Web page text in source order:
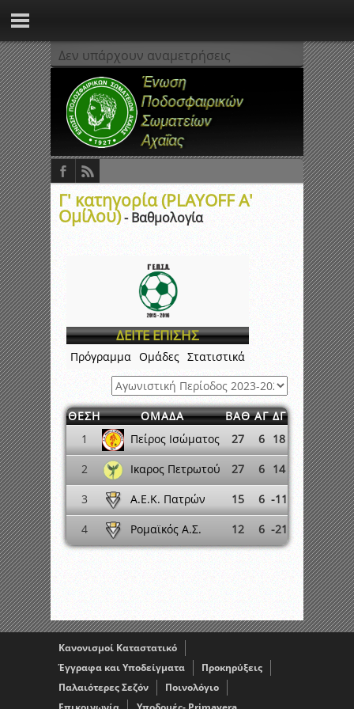
Δεν υπάρχουν αναμετρήσεις
Γ' κατηγορία (PLAYOFF Α'
Ομίλου)- Βαθμολογία
ΔΕΙΤΕ ΕΠΙΣΗΣ
Πρόγραμμα Ομάδες Στατιστικά
ΘΕΣΗ ΟΜΑΔΑ ΒΑΘ ΑΓ ΔΓ
1
Πείρος Ισώματος 27 6
18
2
Ικαρος Πετρωτού 27 6
14
3
Α.Ε.Κ. Πατρών 15 6 -11
4
Ρομαϊκός Α.Σ. 12 6 -21
Κανονισμοί Καταστατικό
Έγγραφα και Υποδείγματα
Προκηρύξεις
Παλαιότερες Σεζόν
Ποινολόγιο